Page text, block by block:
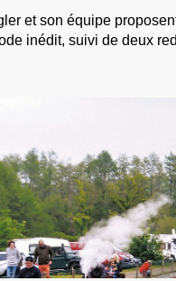
et son équipe
inédit, suivi de deux